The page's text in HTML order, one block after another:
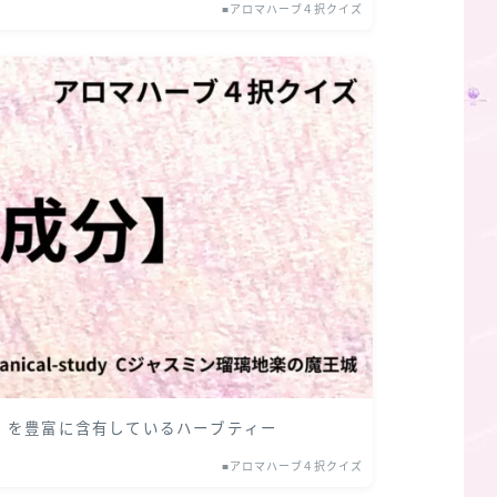
■アロマハーブ４択クイズ
豊富に含有しているハーブティー
■アロマハーブ４択クイズ